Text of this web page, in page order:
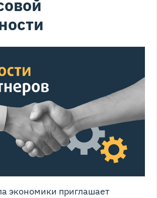
экономики приглашает